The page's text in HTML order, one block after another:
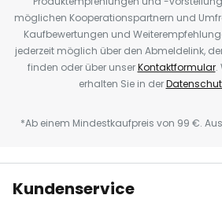
möglichen Kooperationspartnern und
Kaufbewertungen und
jederzeit möglich über den Abmeldelink,
finden oder über unserKontaktformular.
erhalten Sie in der
*Ab einem Mindestkaufpreis von 99 €.
Kundenservice